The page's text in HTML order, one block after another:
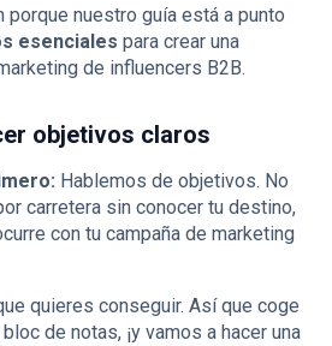
porque nuestro guía está a punto
esenciales para crear una
de influencers B2B.
objetivos claros
Hablemos de objetivos. No
carretera sin conocer tu destino,
con tu campaña de marketing
quieres conseguir. Así que coge
de notas, ¡y vamos a hacer una